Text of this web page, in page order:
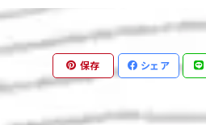
保存 シェア